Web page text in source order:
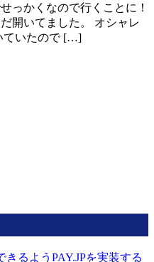
っかくなので行くことに！
開いてました。 オシャレ
ていたので […]
るようPAY.JPを実装する